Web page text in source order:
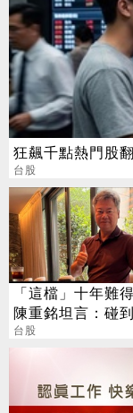
狂飆千點熱門股
台股
「這檔」十年難
陳重銘坦言：碰
買進
台股